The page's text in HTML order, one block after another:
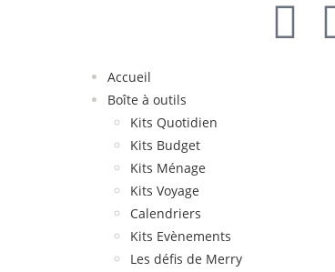
Accueil
Boîte à outils
Kits Quotidien
Kits Budget
Kits Ménage
Kits Voyage
Calendriers
Kits Evènements
Les défis de Merry